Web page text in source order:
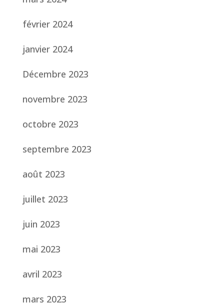
février 2024
janvier 2024
Décembre 2023
novembre 2023
octobre 2023
septembre 2023
août 2023
juillet 2023
juin 2023
mai 2023
avril 2023
mars 2023